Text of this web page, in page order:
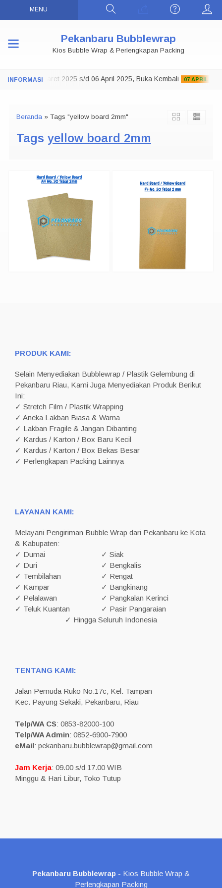
MENU
Pekanbaru Bubblewrap
Kios Bubble Wrap & Perlengkapan Packing
Tutup 29 Maret 2025 s/d 06 April 2025, Buka Kembali 07 APRIL 2025
Beranda » Tags "yellow board 2mm"
Tags yellow board 2mm
PRODUK KAMI:
Selain Menyediakan Bubblewrap / Plastik Gelembung di
Pekanbaru Riau, Kami Juga Menyediakan Produk Berikut
Ini:
✓ Stretch Film / Plastik Wrapping
✓ Aneka Lakban Biasa & Warna
✓ Lakban Fragile & Jangan Dibanting
✓ Kardus / Karton / Box Baru Kecil
✓ Kardus / Karton / Box Bekas Besar
✓ Perlengkapan Packing Lainnya
LAYANAN KAMI:
Melayani Pengiriman Bubble Wrap dari Pekanbaru ke Kota
& Kabupaten:
✓ Dumai
✓ Siak
✓ Duri
✓ Bengkalis
✓ Tembilahan
✓ Rengat
✓ Kampar
✓ Bangkinang
✓ Pelalawan
✓ Pangkalan Kerinci
✓ Teluk Kuantan
✓ Pasir Pangaraian
✓ Hingga Seluruh Indonesia
TENTANG KAMI:
Jalan Pemuda Ruko No.17c, Kel. Tampan
Kec. Payung Sekaki, Pekanbaru, Riau
Telp/WA CS: 0853-82000-100
Telp/WA Admin: 0852-6900-7900
eMail: pekanbaru.bubblewrap@gmail.com
Jam Kerja: 09.00 s/d 17.00 WIB
Minggu & Hari Libur, Toko Tutup
Pekanbaru Bubblewrap - Kios Bubble Wrap &
Perlengkapan Packing